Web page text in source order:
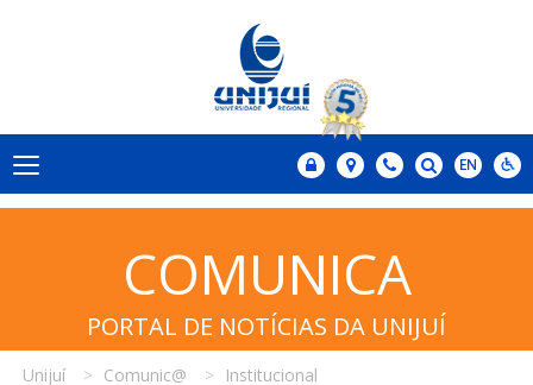
COMUNICA
PORTAL DE NOTÍCIAS DA UNIJUÍ
Unijuí Comunic@
Institucional